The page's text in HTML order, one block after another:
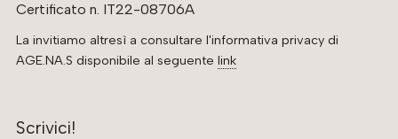
Certificato n. IT22-08706A
La invitiamo altresì a consultare l'informativa privacy di
AGE.NA.S disponibile al seguente link
Scrivici!